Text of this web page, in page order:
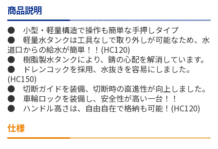
商品説明
● 小型・軽量構造で操作も簡単な手押しタイプ
● 軽量水タンクは工具なしで取り外しが可能なため、水
道口からの給水が簡単！！(HC120)
● 樹脂製水タンクにより、錆の心配を解消しています。
● ドレンコックを採用、水抜きを容易にしました。
(HC150)
● 切断ガイドを装備、切断時の直進性が向上しました。
● 車輪ロックを装備し、安全性が高い一台！！
● ハンドル高さは、自由自在で格納も可能！(HC120)
仕様